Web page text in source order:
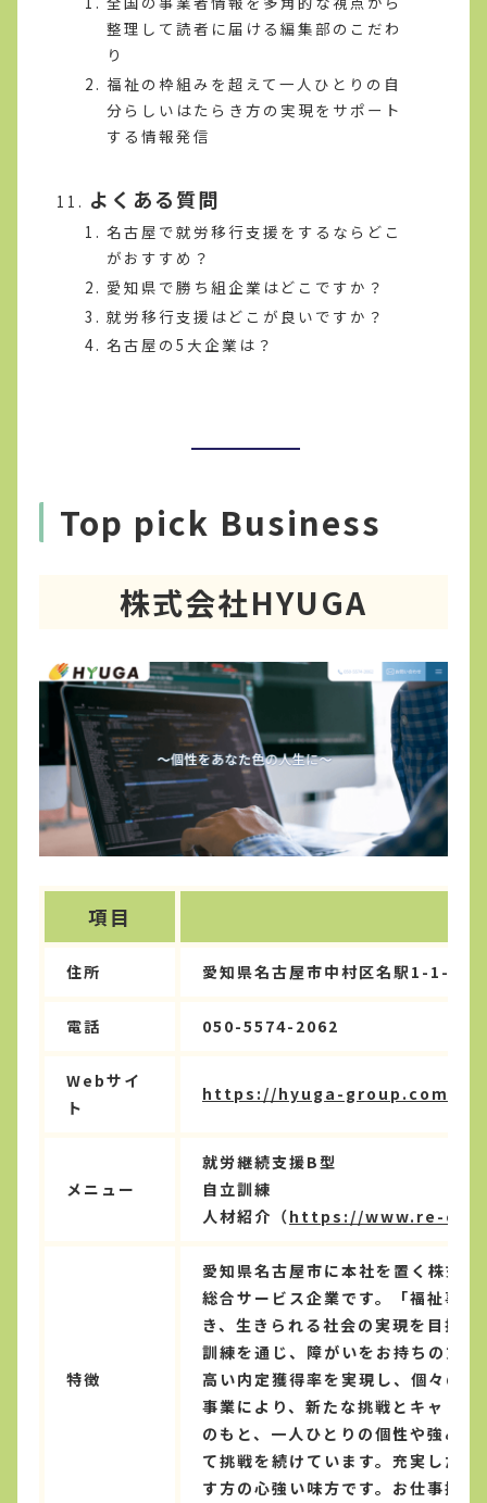
整理して読者に届ける編集部のこだわ
り
福祉の枠組みを超えて一人ひとりの自
分らしいはたらき方の実現をサポート
する情報発信
よくある質問
名古屋で就労移行支援をするならどこ
がおすすめ？
愛知県で勝ち組企業はどこですか？
就労移行支援はどこが良いですか？
名古屋の5大企業は？
Top pick Business
株式会社HYUGA
項目
住所 愛知県名古屋市中村区名駅1-1-1Ｊ
電話 050-5574-2062
Webサイ
ト
https://hyuga-group.com/
メニュー
就労継続支援B型
自立訓練
人材紹介（https://www.re-
特徴
愛知県名古屋市に本社を置く株式
総合サービス企業です。「福祉事
き、生きられる社会の実現を目指
訓練を通じ、障がいをお持ちの方
高い内定獲得率を実現し、個々の
事業により、新たな挑戦とキャリ
のもと、一人ひとりの個性や強み
て挑戦を続けています。充実した
す方の心強い味方です。お仕事探